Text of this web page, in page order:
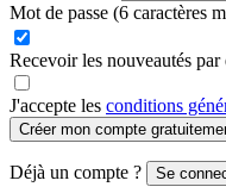
Mot de passe (6 caractères
Recevoir les nouveautés par
J'accepte les conditions
Créer mon compte
Déjà un compte ? Se